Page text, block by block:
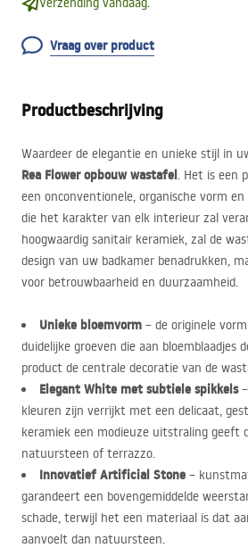
Vraag over product
Productbeschrijving
Waardeer de elegantie en unieke stijl in
Rea Flower opbouw wastafel. Het is een
een onconventionele, organische vorm
die het karakter van elk interieur zal
hoogwaardig sanitair keramiek, zal de
design van uw badkamer benadrukken,
voor betrouwbaarheid en duurzaamheid.
Unieke bloemvorm – de originele
duidelijke groeven die aan bloemblaadjes
product de centrale decoratie van de
Elegant White met subtiele spikkels–
kleuren zijn verrijkt met een delicaat,
keramiek een modieuze uitstraling geeft
natuursteen of terrazzo.
Innovatief Artificial Stone –
garandeert een bovengemiddelde
schade, terwijl het een materiaal is dat
aanvoelt dan natuursteen.